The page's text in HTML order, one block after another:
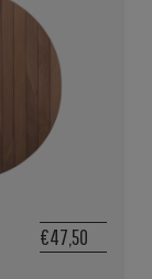
€47,50